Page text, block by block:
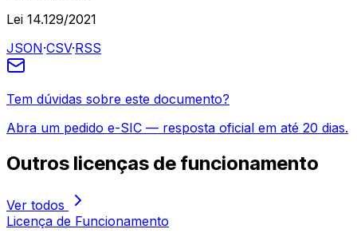
Lei 14.129/2021
JSON·CSV·RSS
Tem dúvidas sobre este documento?
Abra um pedido e-SIC — resposta oficial em até 20 dias.
Outros licenças de funcionamento
Ver todos
Licença de Funcionamento